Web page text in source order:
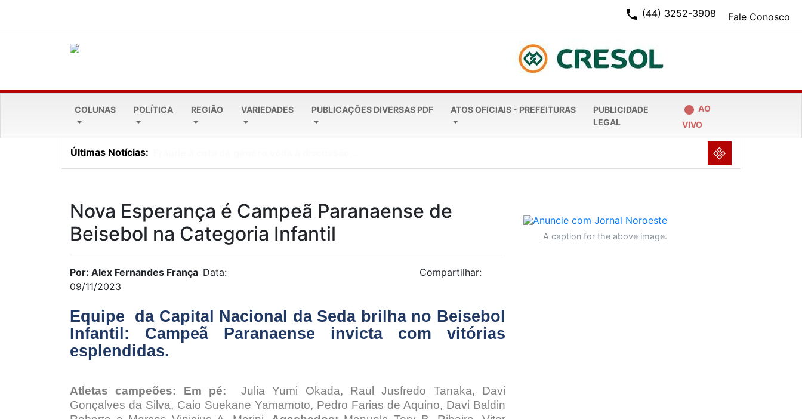
Fale Conosco
phone (44) 3252-3908
COLUNAS POLÍTICA REGIÃO VARIEDADES PUBLICAÇÕES DIVERSAS PDF ATOS OFICIAIS - PREFEITURAS
PUBLICIDADE
LEGAL
fiber_manual_record AO
VIVO
Últimas Notícias: NULL
Nova Esperança é Campeã Paranaense de
Beisebol na Categoria Infantil
Por: Alex Fernandes França Data:
09/11/2023
Compartilhar:
Equipe
da Capital Nacional da Seda brilha no Beisebol
Infantil: Campeã Paranaense invicta com vitórias
esplendidas.
Atletas campeões: Em pé: Julia Yumi Okada, Raul Jusfredo Tanaka, Davi
Gonçalves da Silva, Caio Suekane Yamamoto, Pedro Farias de Aquino, Davi Baldin
A caption for the above image.